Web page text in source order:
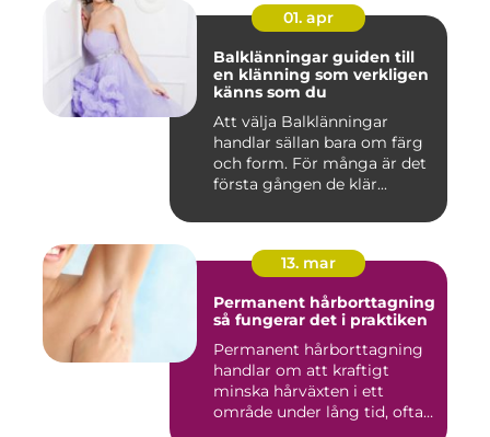
01. apr
Balklänningar guiden till
en klänning som verkligen
känns som du
Att välja Balklänningar
handlar sällan bara om färg
och form. För många är det
första gången de klär...
13. mar
Permanent hårborttagning
så fungerar det i praktiken
Permanent hårborttagning
handlar om att kraftigt
minska hårväxten i ett
område under lång tid, ofta